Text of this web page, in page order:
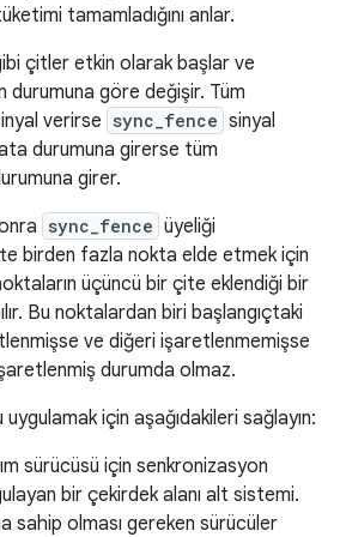
tamamladığını anlar.
çitler etkin olarak başlar ve
durumuna göre değişir. Tüm
verirse sync_fence sinyal
durumuna girerse tüm
girer.
sync_fence üyeliği
birden fazla nokta elde etmek için
üçüncü bir çite eklendiği bir
Bu noktalardan biri başlangıçtaki
ve diğeri işaretlenmemişse
durumda olmaz.
için aşağıdakileri sağlayın:
sürücüsü için senkronizasyon
bir çekirdek alanı alt sistemi.
sahip olması gereken sürücüler